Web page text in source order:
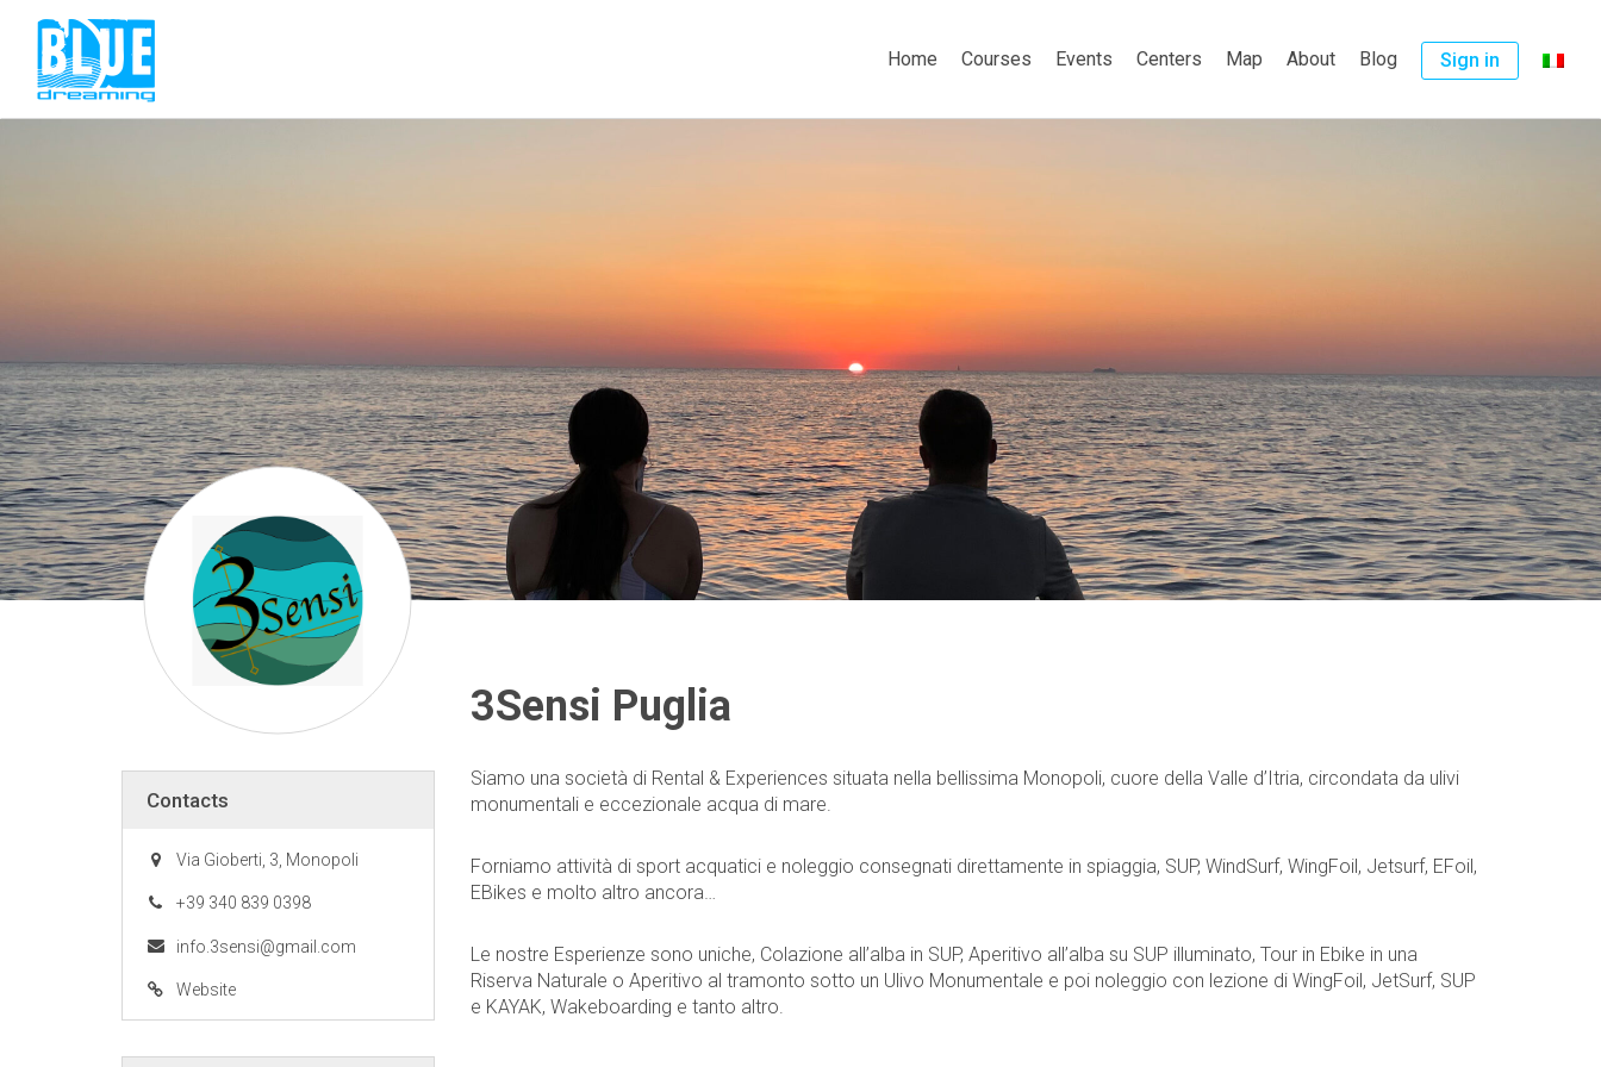
Home Courses Events Centers Map About Blog Sign in
3Sensi Puglia
Siamo una società di Rental & Experiences situata nella bellissima Monopoli, cuore della Valle d’Itria, circondata da ulivi
monumentali e eccezionale acqua di mare.
Forniamo attività di sport acquatici e noleggio consegnati direttamente in spiaggia, SUP, WindSurf, WingFoil, Jetsurf, EFoil,
EBikes e molto altro ancora…
Le nostre Esperienze sono uniche, Colazione all’alba in SUP, Aperitivo all’alba su SUP illuminato, Tour in Ebike in una
Riserva Naturale o Aperitivo al tramonto sotto un Ulivo Monumentale e poi noleggio con lezione di WingFoil, JetSurf, SUP
e KAYAK, Wakeboarding e tanto altro.
Contacts
Via Gioberti, 3, Monopoli
+39 340 839 0398
info.3sensi@gmail.com
Website